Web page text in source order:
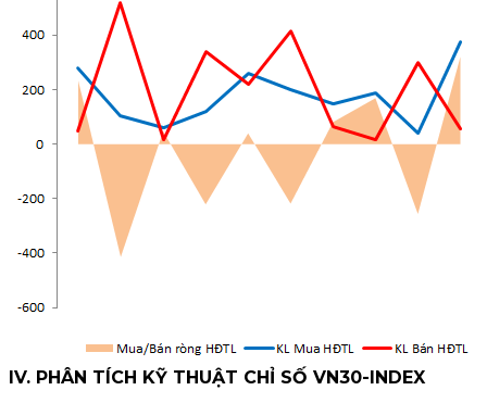
IV. PHÂN TÍCH KỸ THUẬT CHỈ SỐ VN30-INDEX